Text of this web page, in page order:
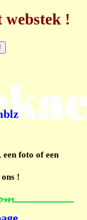
webstek !
foto of een
!